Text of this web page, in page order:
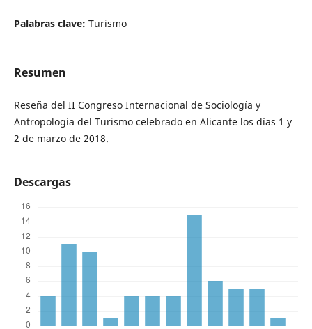
Palabras clave: Turismo
Resumen
Reseña del II Congreso Internacional de Sociología y
Antropología del Turismo celebrado en Alicante los días 1 y
2 de marzo de 2018.
Descargas